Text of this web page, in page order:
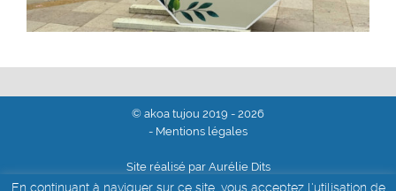
© akoa tujou 2019 - 2026
- Mentions légales
Site réalisé par Aurélie Dits
En continuant à naviguer sur ce site, vous acceptez l'utilisation de